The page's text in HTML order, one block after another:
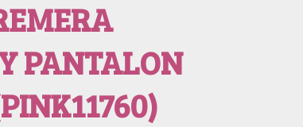
PANTALON